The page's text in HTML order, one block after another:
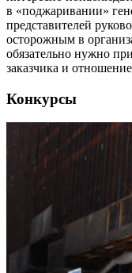
в «поджаривании»
представителей
осторожным в
обязательно нужно
заказчика и
Конкурсы